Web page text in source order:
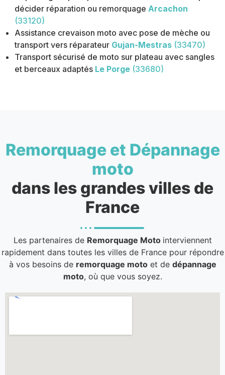
décider réparation ou remorquage Arcachon
(33120)
Assistance crevaison moto avec pose de mèche ou
transport vers réparateur Gujan-Mestras (33470)
Transport sécurisé de moto sur plateau avec sangles
et berceaux adaptés Le Porge (33680)
Remorquage et Dépannage
moto
dans les grandes villes de
France
Les partenaires de Remorquage Moto interviennent
rapidement dans toutes les villes de France pour répondre
à vos besoins de remorquage motoet de dépannage
moto, où que vous soyez.